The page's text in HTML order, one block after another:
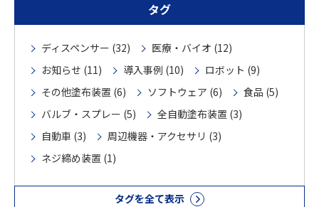
タグ
ディスペンサー (32)
医療・バイオ (12)
お知らせ (11)
導入事例 (10)
ロボット (9)
その他塗布装置 (6)
ソフトウェア (6)
食品 (5)
バルブ・スプレー (5)
全自動塗布装置 (3)
自動車 (3)
周辺機器・アクセサリ (3)
ネジ締め装置 (1)
タグを全て表示